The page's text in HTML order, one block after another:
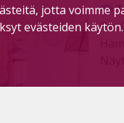
jotta voimme
evästeiden